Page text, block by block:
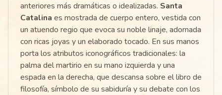
anteriores más dramáticas o idealizadas. Santa
Catalina es mostrada de cuerpo entero, vestida con
un atuendo regio que evoca su noble linaje, adornada
con ricas joyas y un elaborado tocado. En sus manos
porta los atributos iconográficos tradicionales: la
palma del martirio en su mano izquierda y una
espada en la derecha, que descansa sobre el libro de
filosofía, símbolo de su sabiduría y su debate con los